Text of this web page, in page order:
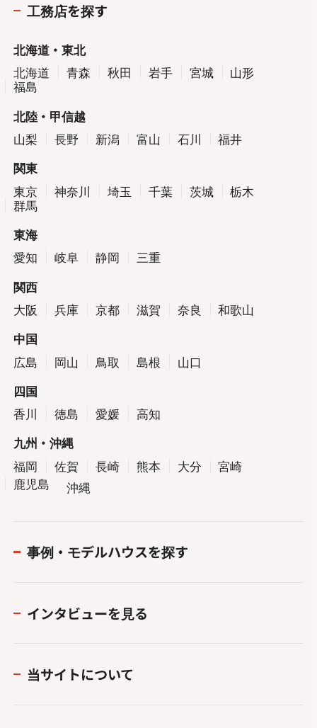
工務店を探す
北海道・東北
北海道
青森 秋田 岩手 宮城
山形
福島
北陸・甲信越
山梨
長野 新潟 富山 石川
福井
関東
東京
神奈川 埼玉 千葉 茨城
栃木
群馬
東海
愛知
岐阜 静岡
三重
関西
大阪
兵庫 京都 滋賀 奈良
和歌山
中国
広島
岡山 鳥取 島根
山口
四国
香川
徳島 愛媛
高知
九州・沖縄
福岡
佐賀 長崎 熊本 大分
宮崎
鹿児島
沖縄
事例・モデルハウスを探す
インタビューを見る
当サイトについて